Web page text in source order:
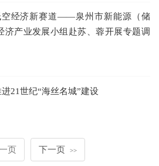
空经济新赛道——泉州市新能源（储
济产业发展小组赴苏、蓉开展专题调
21世纪“海丝名城”建设
一页 下一页 >>